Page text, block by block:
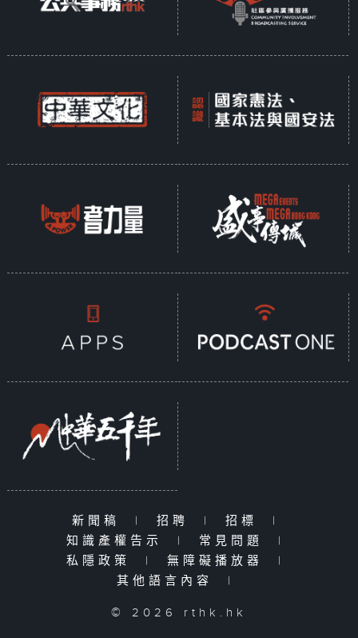
新聞稿 | 招聘 | 招標
|
知識產權告示
| 常見問題
|
私隱政策
| 無障礙播放器
|
其他語言內容
|
© 2026 rthk.hk